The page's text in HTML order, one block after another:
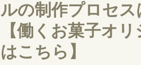
ルの制作プロセ
【働くお菓子オ
はこちら】